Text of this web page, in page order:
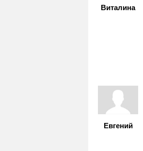
Виталина
Евгений